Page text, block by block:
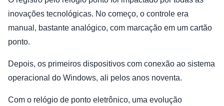
inovações tecnológicas. No começo, o controle era
manual, bastante analógico, com marcação em um cartão
ponto.
Depois, os primeiros dispositivos com conexão ao sistema
operacional do Windows, ali pelos anos noventa.
Com o relógio de ponto eletrônico, uma evolução